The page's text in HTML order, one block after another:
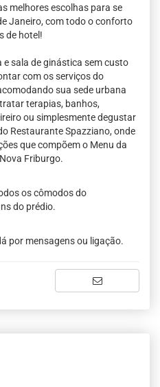
melhores escolhas para se
Janeiro, com todo o conforto
de hotel!
e sala de ginástica sem custo
com os serviços do
sua sede urbana
terapias, banhos,
ou simplesmente degustar
Restaurante Spazziano, onde
que compõem o Menu da
Friburgo.
os cômodos do
do prédio.
por mensagens ou ligação.